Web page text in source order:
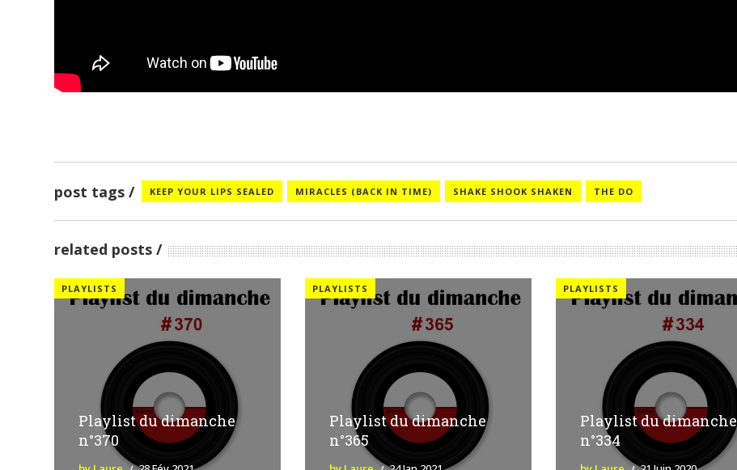
post tags KEEP YOUR LIPS SEALED MIRACLES (BACK IN TIME) SHAKE SHOOK SHAKEN THE DO
related posts
PLAYLISTS
Playlist du dimanche
n°370
PLAYLISTS
Playlist du dimanche
n°365
PLAYLISTS
Playlist du dimanche
n°334